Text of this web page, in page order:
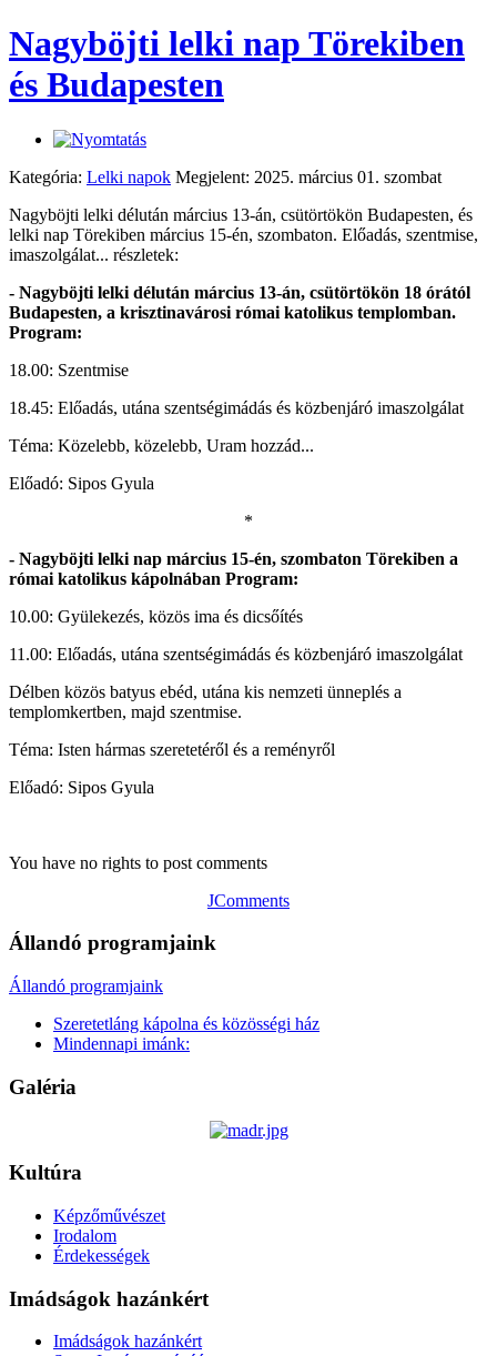
Nagyböjti lelki nap Törekiben
és Budapesten
Kategória: Lelki napok Megjelent: 2025. március 01. szombat
Nagyböjti lelki délután március 13-án, csütörtökön Budapesten, és
lelki nap Törekiben március 15-én, szombaton. Előadás, szentmise,
imaszolgálat... részletek:
- Nagyböjti lelki délután március 13-án, csütörtökön 18 órától
Budapesten, a krisztinavárosi római katolikus templomban.
Program:
18.00: Szentmise
18.45: Előadás, utána szentségimádás és közbenjáró imaszolgálat
Téma: Közelebb, közelebb, Uram hozzád...
Előadó: Sipos Gyula
*
- Nagyböjti lelki nap március 15-én, szombaton Törekiben a
római katolikus kápolnában Program:
10.00: Gyülekezés, közös ima és dicsőítés
11.00: Előadás, utána szentségimádás és közbenjáró imaszolgálat
Délben közös batyus ebéd, utána kis nemzeti ünneplés a
templomkertben, majd szentmise.
Téma: Isten hármas szeretetéről és a reményről
Előadó: Sipos Gyula
You have no rights to post comments
JComments
Állandó programjaink
Állandó programjaink
Szeretetláng kápolna és közösségi ház
Mindennapi imánk:
Galéria
Kultúra
Képzőművészet
Irodalom
Érdekességek
Imádságok hazánkért
Imádságok hazánkért